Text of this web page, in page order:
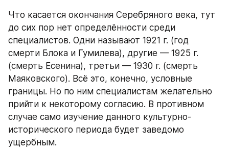
Что касается окончания Серебряного века, тут
до сих пор нет определённости среди
специалистов. Одни называют 1921 г. (год
смерти Блока и Гумилева), другие — 1925 г.
(смерть Есенина), третьи — 1930 г. (смерть
Маяковского). Всё это, конечно, условные
границы. Но по ним специалистам желательно
прийти к некоторому согласию. В противном
случае само изучение данного культурно-
исторического периода будет заведомо
ущербным.